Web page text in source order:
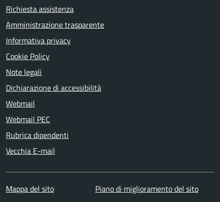
Richiesta assistenza
Amministrazione trasparente
Informativa privacy
Cookie Policy
Note legali
Dichiarazione di accessibilità
Webmail
Webmail PEC
Rubrica dipendenti
Vecchia E-mail
Mappa del sito Piano di miglioramento del sito